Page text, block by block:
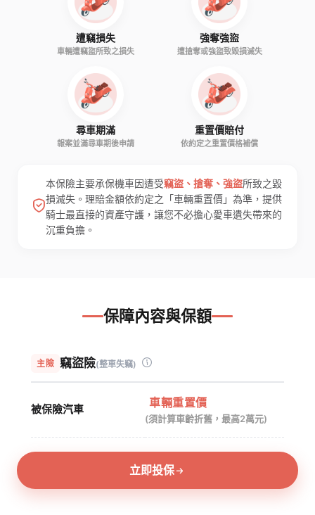
遭竊損失
車輛遭竊盜所致之損失
強奪強盜
遭搶奪或強盜致毀損滅失
尋車期滿
報案並滿尋車期後申請
重置價賠付
依約定之重置價格補償
本保險主要承保機車因遭受竊盜、搶奪、強盜所致之毀
損滅失。理賠金額依約定之「車輛重置價」為準，提供
騎士最直接的資產守護，讓您不必擔心愛車遺失帶來的
沉重負擔。
保障內容與保額
承
保
圍
保
障
度
主險 竊盜險(整車失竊)
被保險汽車 車輛重置價
(須計算車齡折舊，最高2萬元)
立即投保